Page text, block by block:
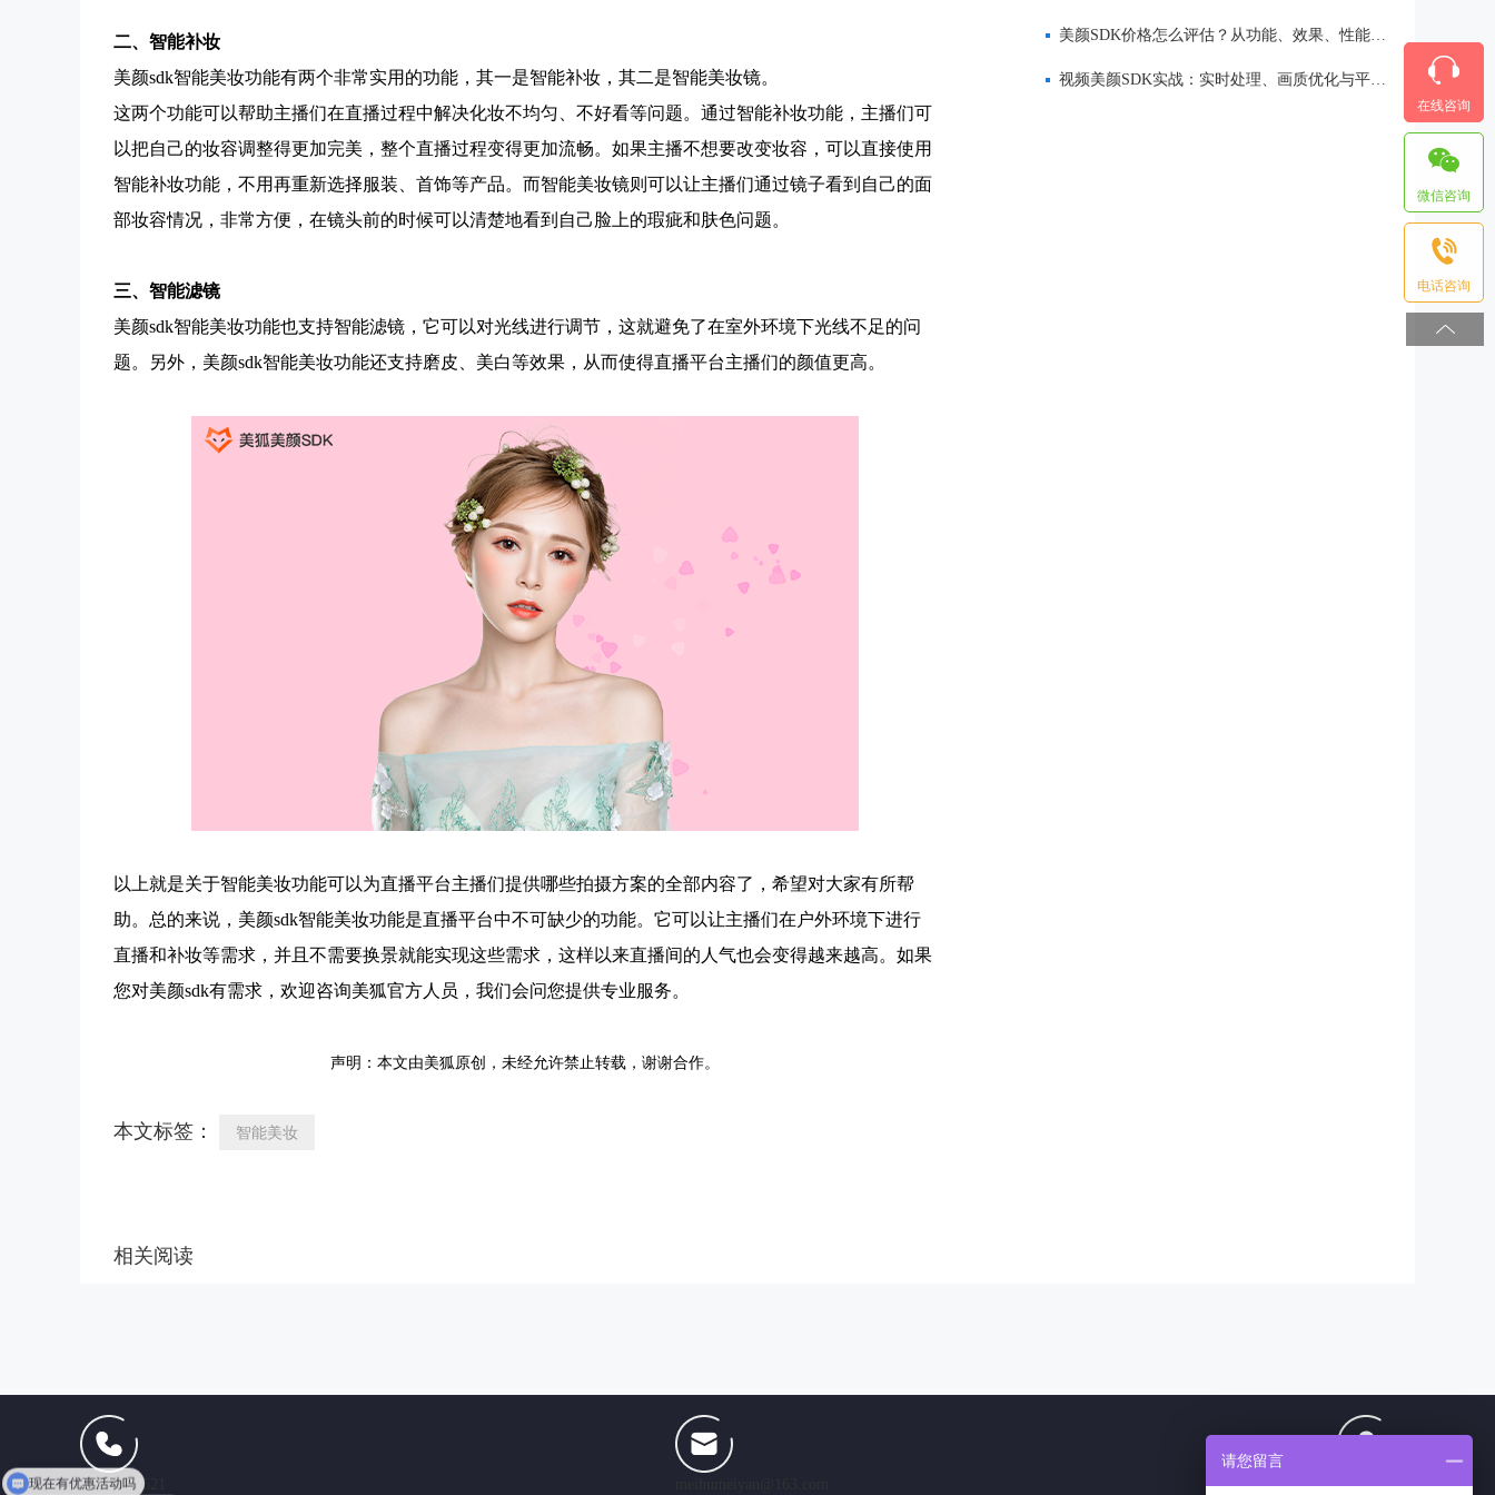
二、 智能补妆
美颜sdk智能美妆功能有两个非常实用的功能，其一是智能补妆，其二是智能美妆镜。
这两个功能可以帮助主播们在直播过程中解决化妆不均匀、不好看等问题。通过智能补妆功能，主播们可
以把自己的妆容调整得更加完美，整个直播过程变得更加流畅。如果主播不想要改变妆容，可以直接使用
智能补妆功能，不用再重新选择服装、首饰等产品。而智能美妆镜则可以让主播们通过镜子看到自己的面
部妆容情况，非常方便，在镜头前的时候可以清楚地看到自己脸上的瑕疵和肤色问题。
三、 智能滤镜
美颜sdk智能美妆功能也支持智能滤镜，它可以对光线进行调节，这就避免了在室外环境下光线不足的问
题。另外， 美颜sdk智能美妆功能还支持磨皮、美白等效果，从而使得直播平台主播们的颜值更高。
以上就是关于智能美妆功能可以为直播平台主播们提供哪些拍摄方案的全部内容了，希望对大家有所帮
助。总的来说， 美颜sdk智能美妆功能是直播平台中不可缺少的功能。它可以让主播们在户外环境下进行
直播和补妆等需求，并且不需要换景就能实现这些需求，这样以来直播间的人气也会变得越来越高。 如果
您对美颜sdk有需求，欢迎咨询美狐官方人员，我们会问您提供专业服务。
声明：本文由美狐原创，未经允许禁止转载，谢谢合作。
本文标签： 智能美妆
相关阅读
美颜SDK价格怎么评估？从功能、效果、性能到服务全面解析
视频美颜SDK实战：实时处理、画质优化与平台适配
13165102621 1807424193
在线咨询
微信咨询
电话咨询
可以介绍下你们的产品么
现在有优惠活动吗
请您留言